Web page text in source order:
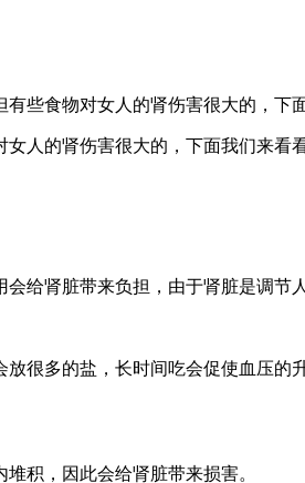
些食物对女人的肾伤害很大的，下
人的肾伤害很大的，下面我们来看
给肾脏带来负担，由于肾脏是调节
很多的盐，长时间吃会促使血压的
积，因此会给肾脏带来损害。